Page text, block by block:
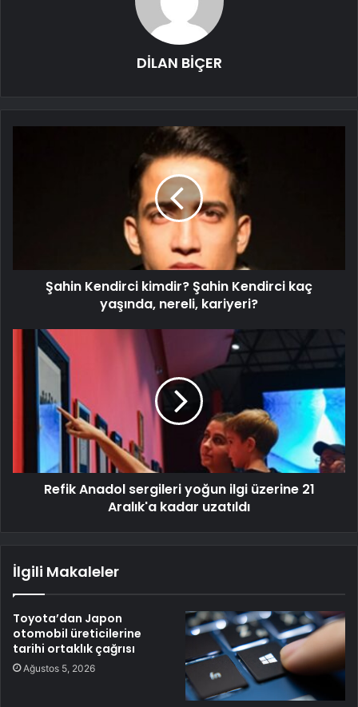
DİLAN BİÇER
Şahin Kendirci kimdir? Şahin Kendirci kaç
yaşında, nereli, kariyeri?
Refik Anadol sergileri yoğun ilgi üzerine 21
Aralık'a kadar uzatıldı
İlgili Makaleler
Toyota’dan Japon
otomobil üreticilerine
tarihi ortaklık çağrısı
Ağustos 5, 2026